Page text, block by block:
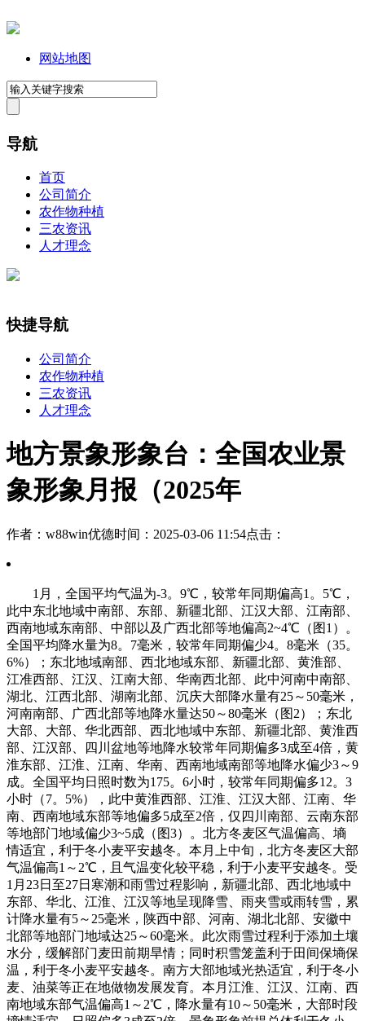
网站地图
导航
首页
公司简介
农作物种植
三农资讯
人才理念
快捷导航
公司简介
农作物种植
三农资讯
人才理念
地方景象形象台：全国农业景
象形象月报（2025年
作者：w88win优德时间：2025-03-06 11:54点击：
1月，全国平均气温为-3。9℃，较常年同期偏高1。5℃，
此中东北地域中南部、东部、新疆北部、江汉大部、江南部、
西南地域东南部、中部以及广西北部等地偏高2~4℃（图1）。
全国平均降水量为8。7毫米，较常年同期偏少4。8毫米（35。
6%）；东北地域南部、西北地域东部、新疆北部、黄淮部、
江准西部、江汉、江南大部、华南西北部、此中河南中南部、
湖北、江西北部、湖南北部、沉庆大部降水量有25～50毫米，
河南南部、广西北部等地降水量达50～80毫米（图2）；东北
大部、大部、华北西部、西北地域中东部、新疆北部、黄淮西
部、江汉部、四川盆地等地降水较常年同期偏多3成至4倍，黄
淮东部、江淮、江南、华南、西南地域南部等地降水偏少3～9
成。全国平均日照时数为175。6小时，较常年同期偏多12。3
小时（7。5%），此中黄淮西部、江淮、江汉大部、江南、华
南、西南地域东部等地偏多5成至2倍，仅四川南部、云南东部
等地部门地域偏少3~5成（图3）。北方冬麦区气温偏高、墒
情适宜，利于冬小麦平安越冬。本月上中旬，北方冬麦区大部
气温偏高1～2℃，且气温变化较平稳，利于小麦平安越冬。受
1月23日至27日寒潮和雨雪过程影响，新疆北部、西北地域中
东部、华北、江淮、江汉等地呈现降雪、雨夹雪或雨转雪，累
计降水量有5～25毫米，陕西中部、河南、湖北北部、安徽中
北部等地部门地域达25～60毫米。此次雨雪过程利于添加土壤
水分，缓解部门麦田前期旱情；同时积雪笼盖利于田间保墒保
温，利于冬小麦平安越冬。南方大部地域光热适宜，利于冬小
麦、油菜等正在地做物发展发育。本月江淮、江汉、江南、西
南地域东部气温偏高1～2℃，降水量有10～50毫米，大部时段